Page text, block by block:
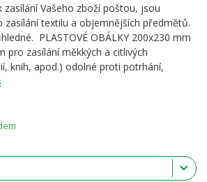
zasílání Vašeho zboží poštou, jsou
zasílání textilu a objemnějších předmětů.
PLASTOVÉ OBÁLKY 200x230 mm
pro zasílání měkkých a citlivých
knih, apod.) odolné proti potrhání,